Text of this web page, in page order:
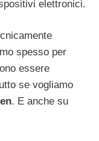
elettronici.
spesso per
essere
se vogliamo
. E anche su